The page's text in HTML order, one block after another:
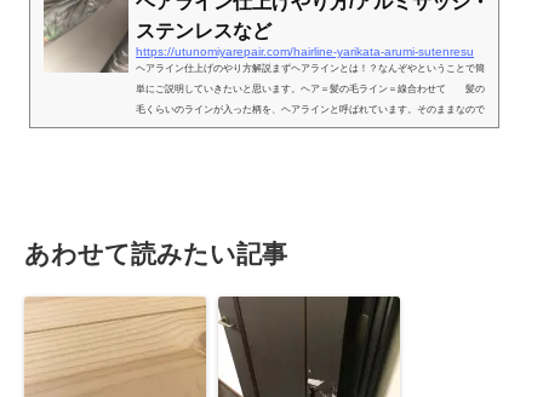
ステンレスなど
https://utunomiyarepair.com/hairline-yarikata-arumi-sutenresu
ヘアライン仕上げのやり方解説まずヘアラインとは！？なんぞやということで簡
単にご説明していきたいと思います。ヘア＝髪の毛ライン＝線合わせて 髪の
毛くらいのラインが入った柄を、ヘアラインと呼ばれています。そのままなので
すが・・・皆様ご存知の通りの、名前ですヘアライン用工具・道具が市販されて
あわせて読みたい記事